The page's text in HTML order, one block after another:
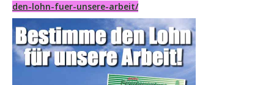
den-lohn-fuer-unsere-arbeit/